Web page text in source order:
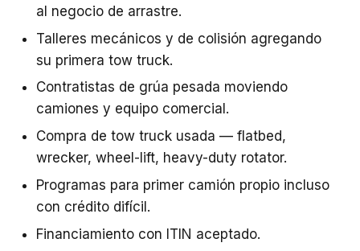
al negocio de arrastre.
Talleres mecánicos y de colisión agregando
su primera tow truck.
Contratistas de grúa pesada moviendo
camiones y equipo comercial.
Compra de tow truck usada — flatbed,
wrecker, wheel-lift, heavy-duty rotator.
Programas para primer camión propio incluso
con crédito difícil.
Financiamiento con ITIN aceptado.